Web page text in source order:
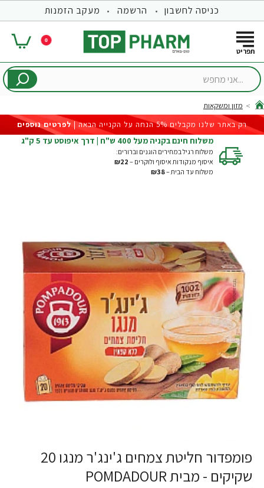
כניסה לחשבון הרשמה מעקב הזמנות
0
...אני
home
מזון ומשקאות
רק באתר שלנו מקבלים 5% הנחה על הקנייה הבאה |
לפרטים נוספים
משלוח חינם בקניה מעל 400 ש"ח | דרך איפוסט עד 5 ק"ג
משלוח רגיל במחירים הוגנים וברורים:
איסוף מנקודות איסוף ולוקרים – ₪22
משלוח עד הבית –₪38
פומפדור חליטת צמחים ג'ינג'ר מנגו 20
שקיקים - מבית POMDADOUR